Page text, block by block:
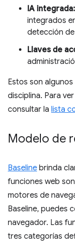
IA integrada:
integrados
detección
Llaves de
Estos son
disciplina. Para
consultar la lista
Modelo de
Baseline brinda
funciones web
motores de
Baseline, puedes
navegador. Las
tres categorías